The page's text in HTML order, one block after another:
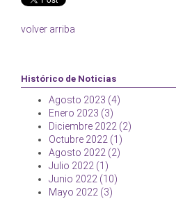
volver arriba
Histórico de Noticias
Agosto 2023 (4)
Enero 2023 (3)
Diciembre 2022 (2)
Octubre 2022 (1)
Agosto 2022 (2)
Julio 2022 (1)
Junio 2022 (10)
Mayo 2022 (3)